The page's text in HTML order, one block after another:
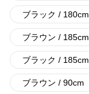
ブラック / 180cm
ブラウン / 185cm
ブラック / 185cm
ブラウン / 90cm